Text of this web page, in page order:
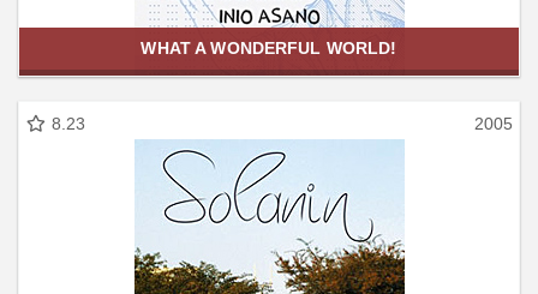
WHAT A WONDERFUL WORLD!
8.23 2005